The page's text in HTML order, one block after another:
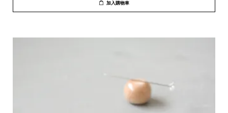
加入購物車